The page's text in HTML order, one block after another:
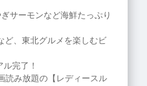
サーモンなど海鮮たっぷり
ど、東北グルメを楽しむビ
完了！
読み放題の【レディースル